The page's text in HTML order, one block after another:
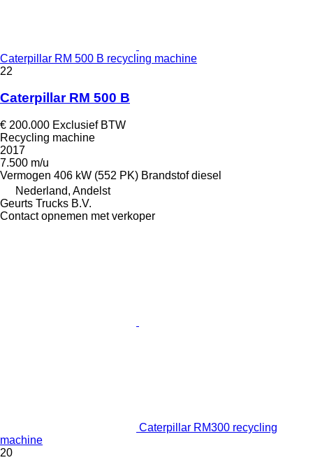
Caterpillar RM 500 B recycling machine
22
Caterpillar RM 500 B
€ 200.000 Exclusief BTW
Recycling machine
2017
7.500 m/u
Vermogen 406 kW (552 PK) Brandstof diesel
Nederland, Andelst
Geurts Trucks B.V.
Contact opnemen met verkoper
Caterpillar RM300 recycling
machine
20